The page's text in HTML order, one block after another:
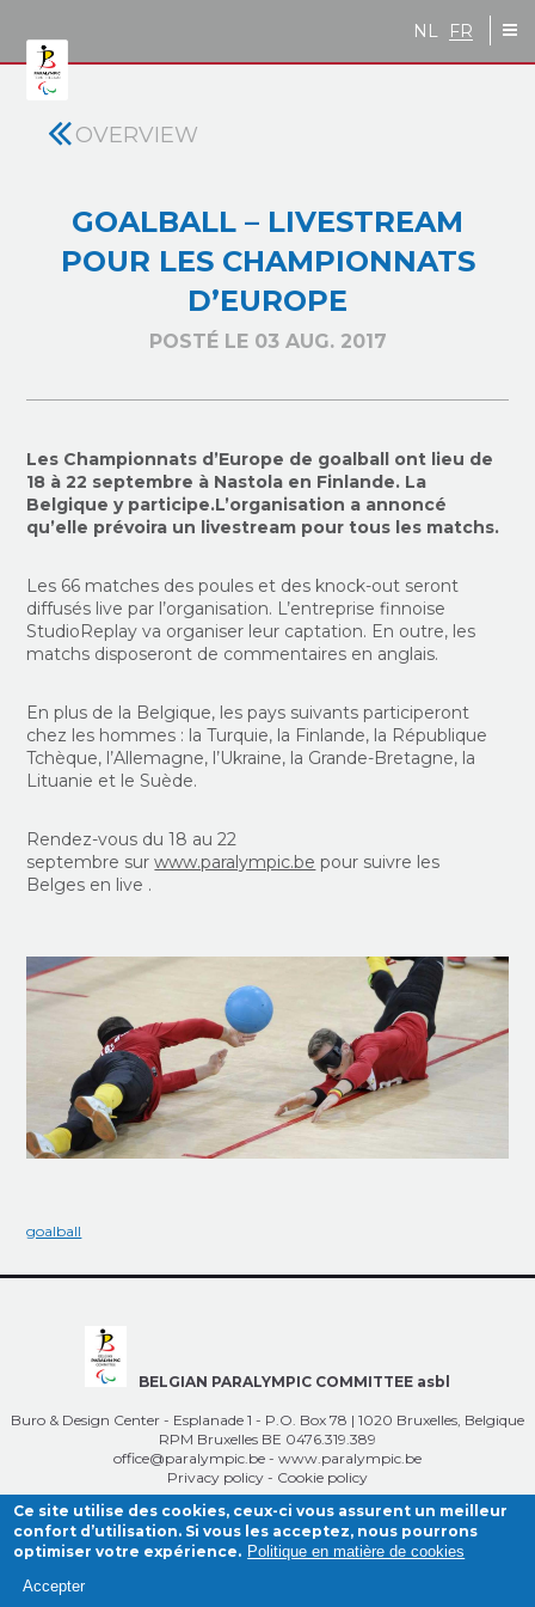
NL FR
OVERVIEW
GOALBALL – LIVESTREAM
POUR LES CHAMPIONNATS
D’EUROPE
POSTÉ LE 03 AUG. 2017
Les Championnats d’Europe de goalball ont lieu de
18 à 22 septembre à Nastola en Finlande. La
Belgique y participe.L’organisation a annoncé
qu’elle prévoira un livestream pour tous les matchs.
Les 66 matches des poules et des knock-out seront
diffusés live par l’organisation. L’entreprise finnoise
StudioReplay va organiser leur captation. En outre, les
matchs disposeront de commentaires en anglais.
En plus de la Belgique, les pays suivants participeront
chez les hommes : la Turquie, la Finlande, la République
Tchèque, l’Allemagne, l’Ukraine, la Grande-Bretagne, la
Lituanie et le Suède.
Rendez-vous du 18 au 22
septembre sur www.paralympic.be pour suivre les
Belges en live .
goalball
BELGIAN PARALYMPIC COMMITTEE asbl
Buro & Design Center - Esplanade 1 - P.O. Box 78 | 1020 Bruxelles, Belgique
RPM Bruxelles BE 0476.319.389
office@paralympic.be - www.paralympic.be
Privacy policy - Cookie policy
Ce site utilise des cookies, ceux-ci vous assurent un meilleur
confort d’utilisation. Si vous les acceptez, nous pourrons
optimiser votre expérience. Politique en matière de cookies
Accepter